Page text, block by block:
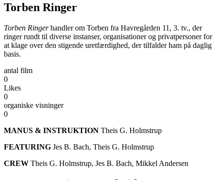
Torben Ringer
Torben Ringerhandler om Torben fra Havregården 11, 3. tv., der
ringer rundt til diverse instanser, organisationer og privatpersoner for
at klage over den stigende uretfærdighed, der tilfalder ham på daglig
basis.
antal film
0
Likes
0
organiske visninger
0
MANUS & INSTRUKTION Theis G. Holmstrup
FEATURING Jes B. Bach, Theis G. Holmstrup
CREW Theis G. Holmstrup, Jes B. Bach, Mikkel Andersen